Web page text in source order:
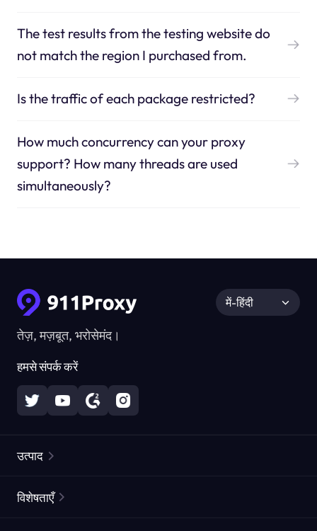
The test results from the testing website do
not match the region I purchased from.
Is the traffic of each package restricted?
How much concurrency can your proxy
support? How many threads are used
simultaneously?
तेज़, मज़बूत, भरोसेमंद।
हमसे संपर्क करें
में-हिंदी
उत्पाद
विशेषताएँ